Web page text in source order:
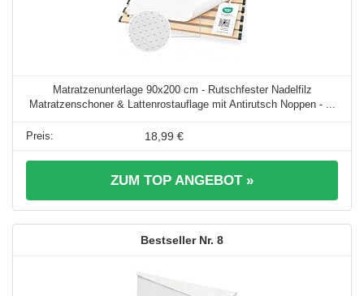
Matratzenunterlage 90x200 cm - Rutschfester Nadelfilz
Matratzenschoner & Lattenrostauflage mit Antirutsch Noppen - ...
18,99 €
ZUM TOP ANGEBOT »
8